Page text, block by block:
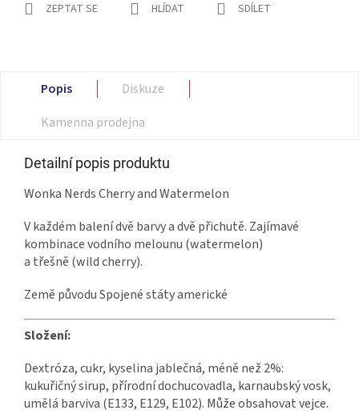
ZEPTAT SE HLÍDAT SDÍLET
Popis
Diskuze
Kamenna prodejna
Detailní popis produktu
Wonka Nerds Cherry and Watermelon
V každém balení dvě barvy a dvě přichutě. Zajímavé
kombinace vodního melounu (watermelon)
a třešně (wild cherry).
Země původu Spojené státy americké
Složení:
Dextróza, cukr, kyselina jablečná, méně než 2%:
kukuřičný sirup, přírodní dochucovadla, karnaubský vosk,
umělá barviva (E133, E129, E102). Může obsahovat vejce.